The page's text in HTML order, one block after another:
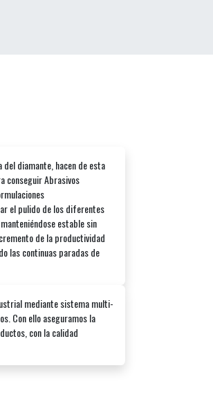
del diamante, hacen de esta
conseguir Abrasivos
el pulido de los diferentes
estable sin
de la productividad
las continuas paradas de
mediante sistema multi-
Con ello aseguramos la
con la calidad